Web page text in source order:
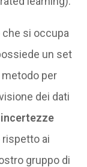
che si occupa
un set
per
dei dati
incertezze
rispetto ai
gruppo di